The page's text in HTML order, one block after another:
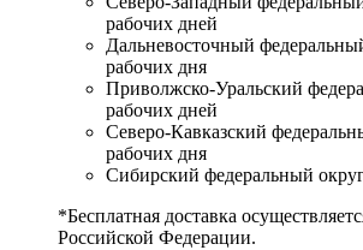
рабочих дней
Дальневосточный
рабочих дня
Приволжско-Уральский
рабочих дней
Северо-Кавказский
рабочих дня
Сибирский федеральный
*Бесплатная доставка
Российской Федерации.